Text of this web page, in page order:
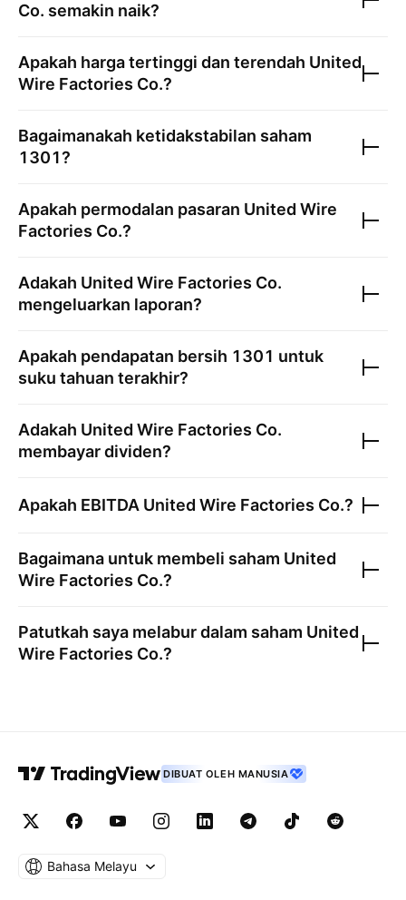
Co. semakin naik?
Apakah harga tertinggi dan terendah United
Wire Factories Co.?
Bagaimanakah ketidakstabilan saham
1301?
Apakah permodalan pasaran United Wire
Factories Co.?
Adakah United Wire Factories Co.
mengeluarkan laporan?
Apakah pendapatan bersih 1301 untuk
suku tahuan terakhir?
Adakah United Wire Factories Co.
membayar dividen?
Apakah EBITDA United Wire Factories Co.?
Bagaimana untuk membeli saham United
Wire Factories Co.?
Patutkah saya melabur dalam saham United
Wire Factories Co.?
DIBUAT OLEH MANUSIA
Bahasa Melayu